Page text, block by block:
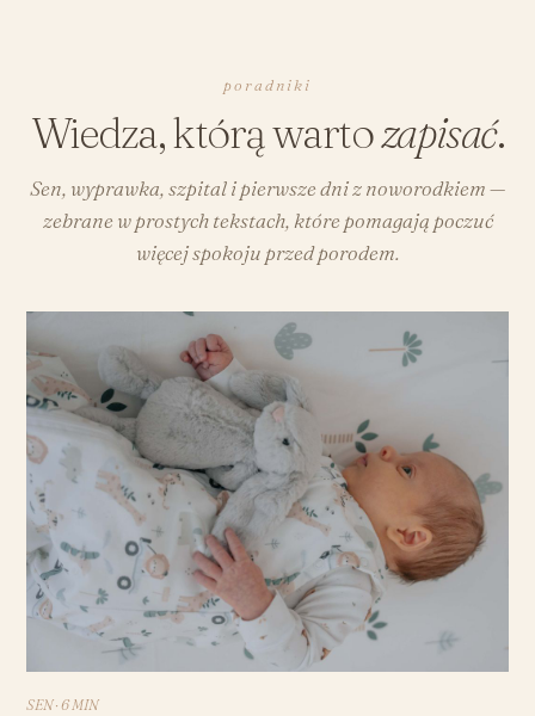
poradniki
Wiedza, którą wartozapisać.
Sen, wyprawka, szpital i pierwsze dni z noworodkiem —
zebrane w prostych tekstach, które pomagają poczuć
więcej spokoju przed porodem.
SEN · 6 MIN